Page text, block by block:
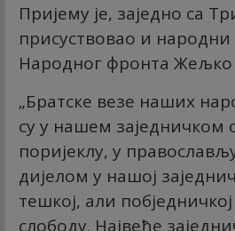
Пријему је, заједно са
присуствовао и
Народног фронта Жељко
„Братске везе наших
су у нашем заједничком
поријеклу, у
дијелом у нашој
тешкој, али
слободу. Највеће